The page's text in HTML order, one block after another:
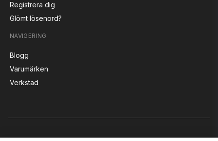
Registrera dig
Glömt lösenord?
NAVIGERING
Blogg
Varumärken
Verkstad